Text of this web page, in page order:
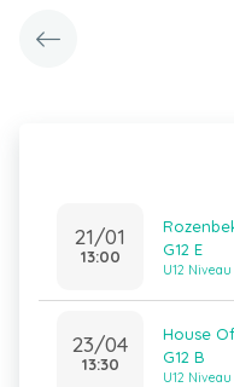
21/01
13:00
G12 E
U12
23/04
13:30
House
G12 B
U12